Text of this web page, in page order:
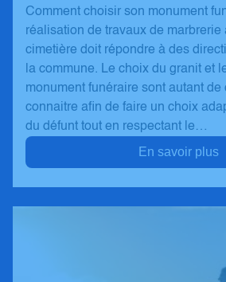
Comment choisir son monument
réalisation de travaux de marbrerie
cimetière doit répondre à des
la commune. Le choix du granit et
monument funéraire sont autant de
connaitre afin de faire un choix
du défunt tout en respectant le…
En savoir plus